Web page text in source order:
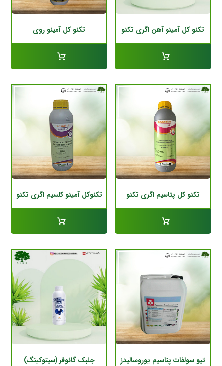
تکنو کل آمینو آهن اگری تکنو تکنو کل آمینو روی
تکنو کل پتاسیم اگری تکنو تکنوکل آمینو کلسیم اگری تکنو
تیو سولفات پتاسیم یوروسالیدز جلبک گانوفر (سیتوکینگ)